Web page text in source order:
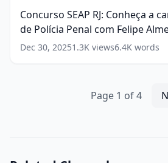
a
carreira
de
Inspetor
Concurso SEAP RJ: Conheça a
de Polícia Penal com Felipe
Dec 30, 20251.3K views6.4K words
Page 1 of4